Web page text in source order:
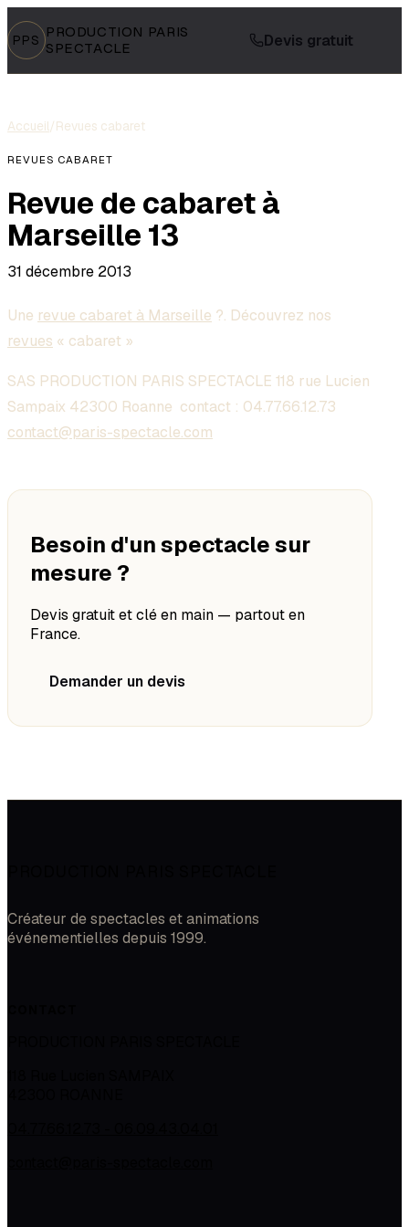
PPS PRODUCTION PARIS
SPECTACLE
Devis gratuit
Accueil/Revues cabaret
REVUES CABARET
Revue de cabaret à
Marseille 13
31 décembre 2013
Une revue cabaret à Marseille ?. Découvrez nos
revues « cabaret »
SAS PRODUCTION PARIS SPECTACLE 118 rue Lucien
Sampaix 42300 Roanne contact : 04.77.66.12.73
contact@paris-spectacle.com
Besoin d'un spectacle sur
mesure ?
Devis gratuit et clé en main — partout en
France.
Demander un devis
Créateur de spectacles et animations
événementielles depuis 1999.